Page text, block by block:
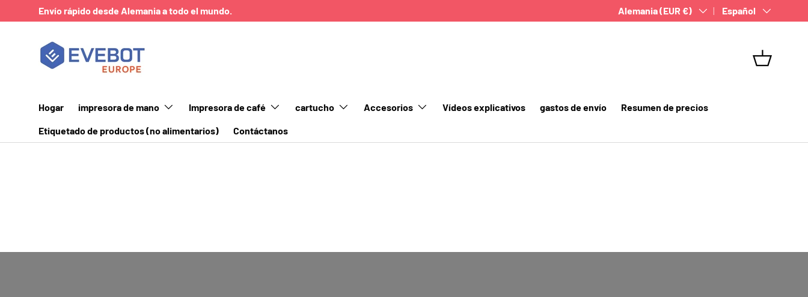
IR AL CONTENIDO
Envío rápido desde Alemania a todo el mundo. País/Región
Alemania (EUR €) IdiomaEspañol
Camino
Hogar impresora de mano Impresora de café cartucho Accesorios Vídeos explicativos gastos de envío Resumen de precios
Etiquetado de productos (no alimentarios) Contáctanos